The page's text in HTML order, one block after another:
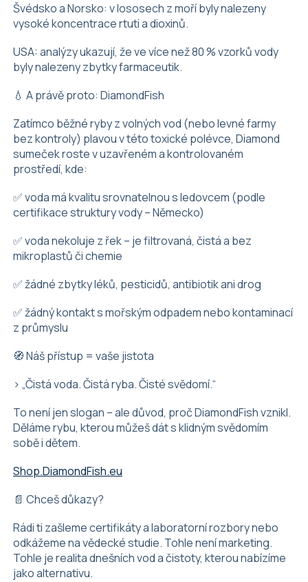
Švédsko a Norsko: v lososech z moří byly nalezeny
vysoké koncentrace rtuti a dioxinů.
USA: analýzy ukazují, že ve více než 80 % vzorků vody
byly nalezeny zbytky farmaceutik.
💧 A právě proto: DiamondFish
Zatímco běžné ryby z volných vod (nebo levné farmy
bez kontroly) plavou v této toxické polévce, Diamond
sumeček roste v uzavřeném a kontrolovaném
prostředí, kde:
✅ voda má kvalitu srovnatelnou s ledovcem (podle
certifikace struktury vody – Německo)
✅ voda nekoluje z řek – je filtrovaná, čistá a bez
mikroplastů či chemie
✅ žádné zbytky léků, pesticidů, antibiotik ani drog
✅ žádný kontakt s mořským odpadem nebo kontaminací
z průmyslu
🧭 Náš přístup = vaše jistota
> „Čistá voda. Čistá ryba. Čisté svědomí.“
To není jen slogan – ale důvod, proč DiamondFish vznikl.
Děláme rybu, kterou můžeš dát s klidným svědomím
sobě i dětem.
Shop.DiamondFish.eu
📄 Chceš důkazy?
Rádi ti zašleme certifikáty a laboratorní rozbory nebo
odkážeme na vědecké studie. Tohle není marketing.
Tohle je realita dnešních vod a čistoty, kterou nabízíme
jako alternativu.